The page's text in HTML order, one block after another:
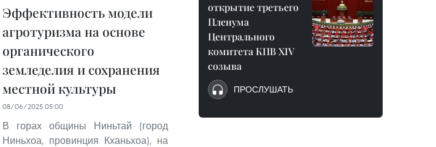
Эффективность модели
агротуризма на основе
органического
земледелия и сохранения
местной культуры
08/06/2025 05:00
В горах общины Ниньтай (город
Ниньхоа, провинция Кханьхоа), на
открытие третьего
Пленума
Центрального
комитета КПВ XIV
созыва
ПРОСЛУШАТЬ